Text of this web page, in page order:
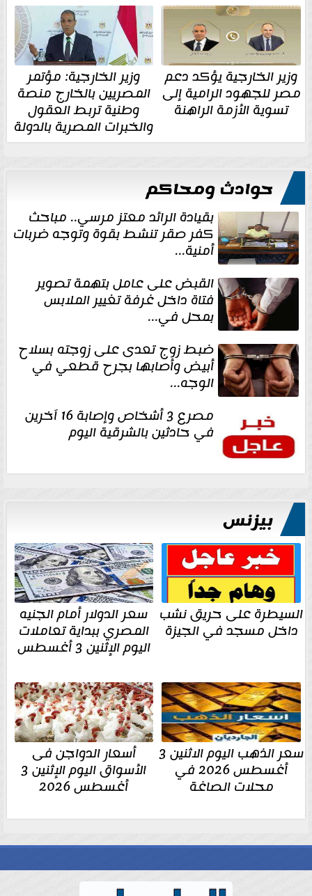
وزير الخارجية يؤكد دعم
مصر للجهود الرامية إلى
تسوية الأزمة الراهنة
وزير الخارجية: مؤتمر
المصريين بالخارج منصة
وطنية تربط العقول
والخبرات المصرية بالدولة
حوادث ومحاكم
بقيادة الرائد معتز مرسي.. مباحث
كفر صقر تنشط بقوة وتوجه ضربات
أمنية...
القبض على عامل بتهمة تصوير
فتاة داخل غرفة تغيير الملابس
بمحل في...
ضبط زوج تعدى على زوجته بسلاح
أبيض وأصابها بجرح قطعي في
الوجه...
مصرع 3 أشخاص وإصابة 16 آخرين
في حادثين بالشرقية اليوم
بيزنس
السيطرة على حريق نشب
داخل مسجد في الجيزة
سعر الدولار أمام الجنيه
المصري ببداية تعاملات
اليوم الإثنين 3 أغسطس
سعر الذهب اليوم الاثنين 3
أغسطس 2026 في
محلات الصاغة
أسعار الدواجن فى
الأسواق اليوم الإثنين 3
أغسطس 2026